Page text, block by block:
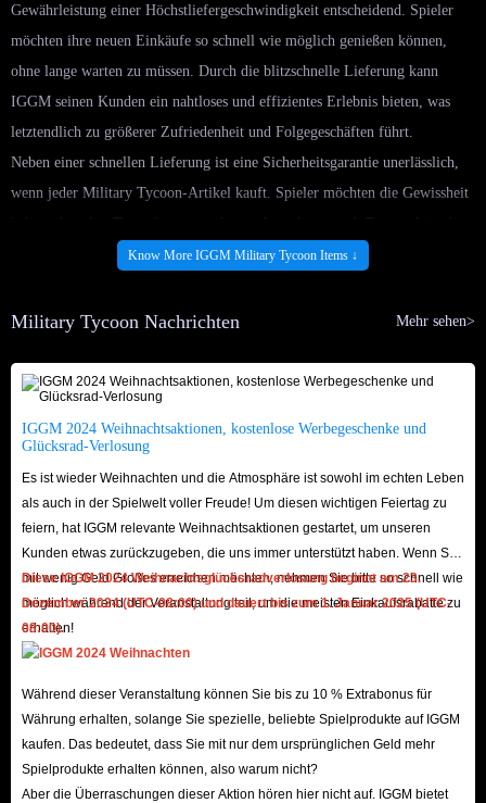
Gewährleistung einer Höchstliefergeschwindigkeit entscheidend. Spieler
möchten ihre neuen Einkäufe so schnell wie möglich genießen können,
ohne lange warten zu müssen. Durch die blitzschnelle Lieferung kann
IGGM seinen Kunden ein nahtloses und effizientes Erlebnis bieten, was
letztendlich zu größerer Zufriedenheit und Folgegeschäften führt.
Neben einer schnellen Lieferung ist eine Sicherheitsgarantie unerlässlich,
wenn jeder Military Tycoon-Artikel kauft. Spieler möchten die Gewissheit
haben, dass ihre Transaktionen sicher und geschützt sind. Dazu gehört der
Schutz vor Betrug, betrügerischen Aktivitäten und allen anderen
Durch das Angebot einer Sicherheitsgarantie kann IGGM seinen Kunden
Zuverlässigkeit aufbauen.
Um eine blitzschnelle Lieferung und eine Sicherheitsgarantie zu
gewährleisten, setzt IGGM eine Reihe bewährter Verfahren um. Dazu
Maßnahmen zur Betrugserkennung und die Bereitstellung einer klaren und
transparenten Kommunikation mit den Kunden während des gesamten
Kaufvorgangs gehören. Durch die Priorisierung dieser Verfahren kann
IGGM das sicherste Einkaufserlebnis für Military Tycoon-Artikel schaffen,
Zeit und Ihr Geld wert, das Beste daraus zu machen!
Know More IGGM Military Tycoon Items ↓
Military Tycoon Nachrichten Mehr sehen>
IGGM 2024 Weihnachtsaktionen, kostenlose Werbegeschenke und
Glücksrad-Verlosung
Es ist wieder Weihnachten und die Atmosphäre ist sowohl im echten Leben
als auch in der Spielwelt voller Freude! Um diesen wichtigen Feiertag zu
feiern, hat IGGM relevante Weihnachtsaktionen gestartet, um unseren
Kunden etwas zurückzugeben, die uns immer unterstützt haben. Wenn Sie
mit wenig Geld Großes erreichen möchten, nehmen Sie bitte so schnell wie
möglich während der Veranstaltung teil, um die meisten Einkaufsrabatte zu
erhalten!
Diese IGGM 2024 Weihnachtsglücksradverlosung beginnt am 23.
Dezember 2024 (UTC-08:00) und dauert bis zum 1. Januar 2025 (UTC-
08:00).
Während dieser Veranstaltung können Sie bis zu 10 % Extrabonus für
Währung erhalten, solange Sie spezielle, beliebte Spielprodukte auf IGGM
kaufen. Das bedeutet, dass Sie mit nur dem ursprünglichen Geld mehr
Spielprodukte erhalten können, also warum nicht?
Aber die Überraschungen dieser Aktion hören hier nicht auf. IGGM bietet